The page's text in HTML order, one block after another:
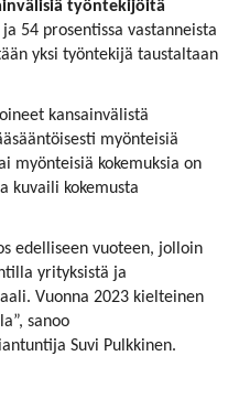
työntekijöitä
ja 54 prosentissa vastanneista
yksi työntekijä taustaltaan
kansainvälistä
myönteisiä
myönteisiä kokemuksia on
kuvaili kokemusta
edelliseen vuoteen, jolloin
yrityksistä ja
Vuonna 2023 kielteinen
sanoo
Suvi Pulkkinen.